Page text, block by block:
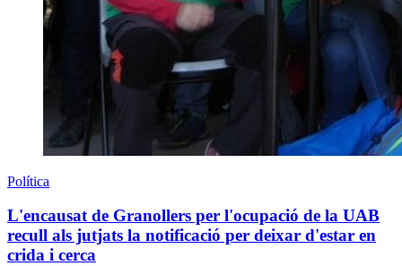
Política
L'encausat de Granollers per l'ocupació de la UAB
recull als jutjats la notificació per deixar d'estar en
crida i cerca